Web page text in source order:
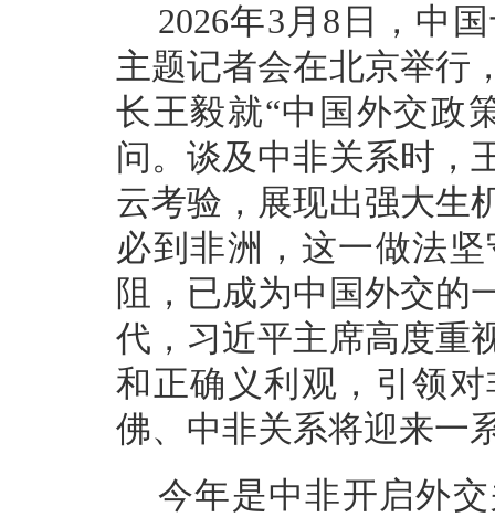
2026年3月8日，中
主题记者会在北京举行
长王毅就“中国外交政
问。谈及中非关系时，
云考验，展现出强大生
必到非洲，这一做法
阻，已成为中国外交的
代，习近平主席高度重
和正确义利观，引领
佛、中非关系将迎来一
今年是中非开启外